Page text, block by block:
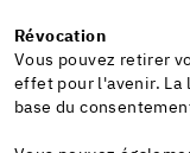
Révocation
Vous pouvez retirer
effet pour l'avenir. La
base du